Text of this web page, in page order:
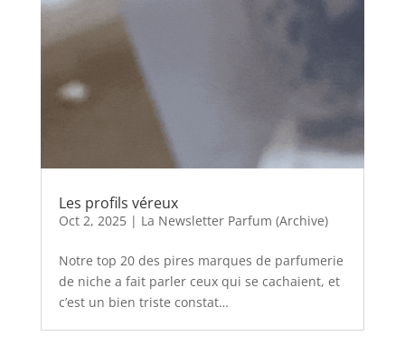
Les profils véreux
Oct 2, 2025| La Newsletter Parfum (Archive)
Notre top 20 des pires marques de parfumerie
de niche a fait parler ceux qui se cachaient, et
c’est un bien triste constat…